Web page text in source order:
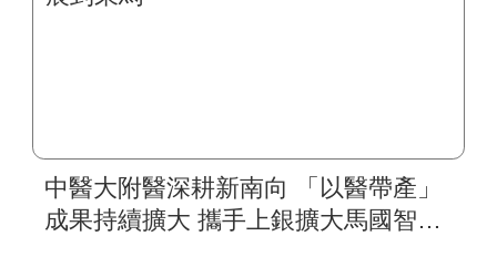
中醫大附醫深耕新南向 「以醫帶產」
成果持續擴大 攜手上銀擴大馬國智慧